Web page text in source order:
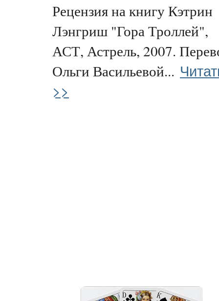
Рецензия на книгу Кэтрин
Лэнгриш "Гора Троллей",
АСТ, Астрель, 2007.
Ольги Васильевой...
>>